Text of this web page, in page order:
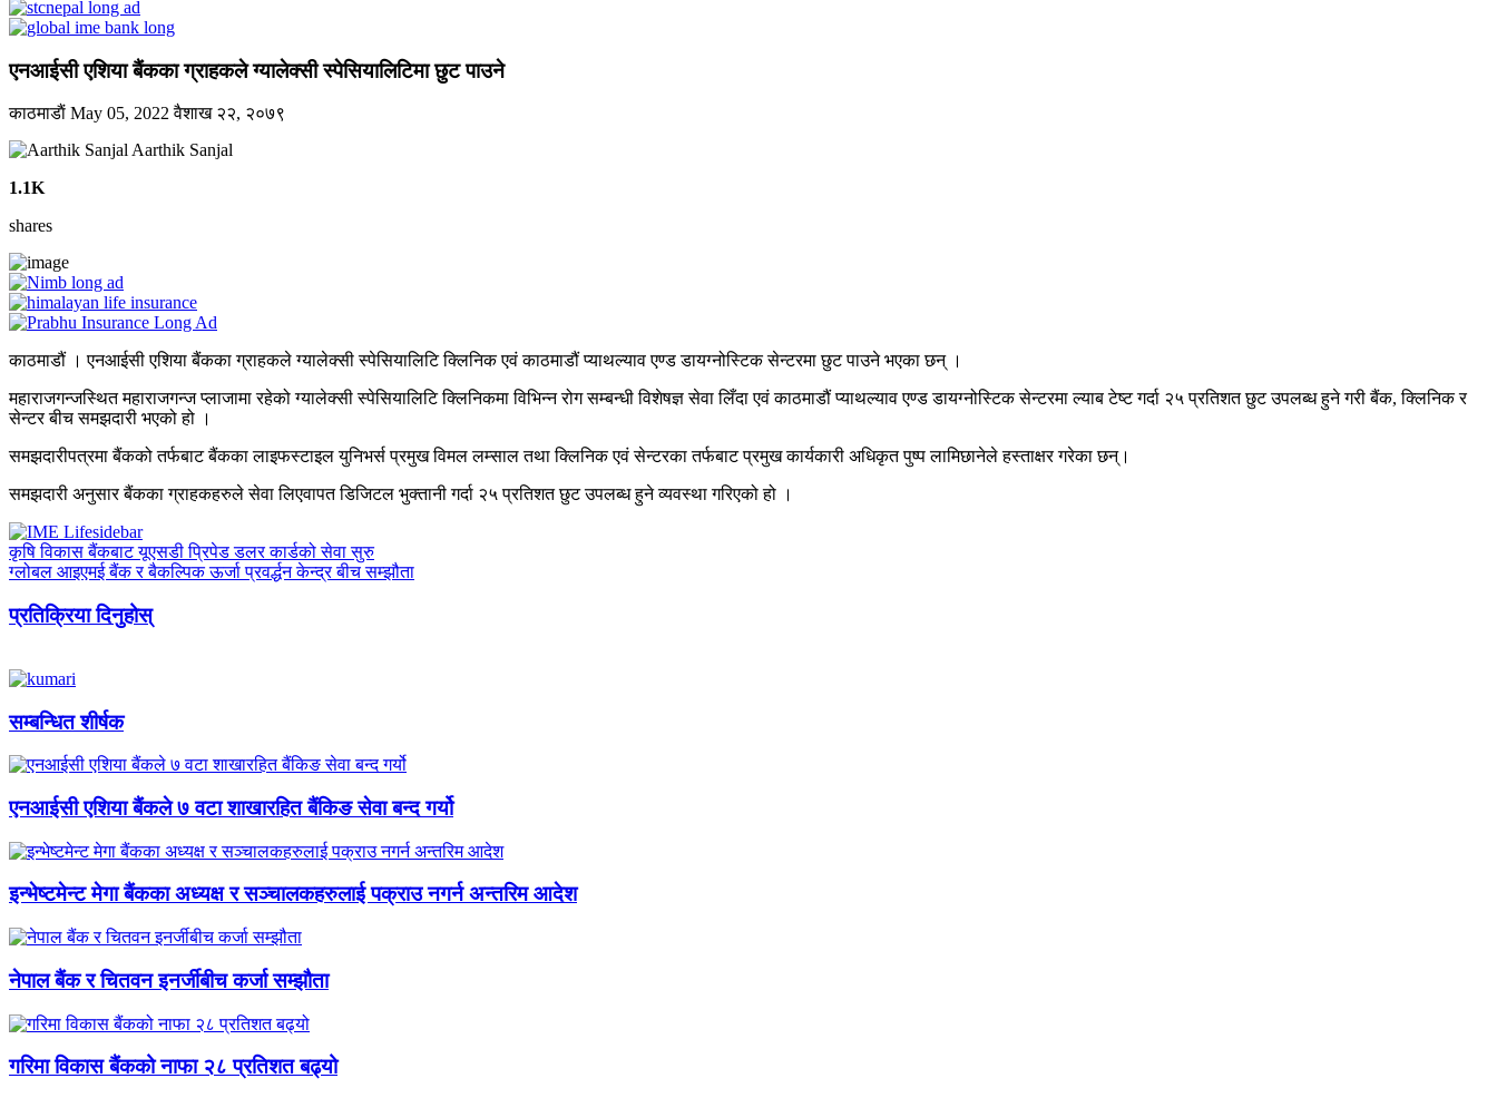
एनआईसी एशिया बैंकका ग्राहकले ग्यालेक्सी स्पेसियालिटिमा छुट पाउने
काठमाडाैं May 05, 2022वैशाख २२, २०७९
Aarthik Sanjal
1.1K
shares
काठमाडौं । एनआईसी एशिया बैंकका ग्राहकले ग्यालेक्सी स्पेसियालिटि क्लिनिक एवं काठमाडौं प्याथल्याव एण्ड डायग्नोस्टिक सेन्टरमा छुट पाउने भएका छन् ।
महाराजगन्जस्थित महाराजगन्ज प्लाजामा रहेको ग्यालेक्सी स्पेसियालिटि क्लिनिकमा विभिन्न रोग सम्बन्धी विशेषज्ञ सेवा लिँदा एवं काठमाडौं प्याथल्याव एण्ड डायग्नोस्टिक सेन्टरमा ल्याब टेष्ट गर्दा २५ प्रतिशत छुट उपलब्ध हुने गरी बैंक, क्लिनिक र
सेन्टर बीच समझदारी भएको हो ।
समझदारीपत्रमा बैंकको तर्फबाट बैंकका लाइफस्टाइल युनिभर्स प्रमुख विमल लम्साल तथा क्लिनिक एवं सेन्टरका तर्फबाट प्रमुख कार्यकारी अधिकृत पुष्प लामिछानेले हस्ताक्षर गरेका छन्।
समझदारी अनुसार बैंकका ग्राहकहरुले सेवा लिएवापत डिजिटल भुक्तानी गर्दा २५ प्रतिशत छुट उपलब्ध हुने व्यवस्था गरिएको हो ।
कृषि विकास बैंकबाट यूएसडी प्रिपेड डलर कार्डको सेवा सुरु
ग्लोबल आइएमई बैंक र बैकल्पिक ऊर्जा प्रवर्द्धन केन्द्र बीच सम्झौता
प्रतिक्रिया दिनुहोस्
सम्बन्धित शीर्षक
एनआईसी एशिया बैंकले ७ वटा शाखारहित बैंकिङ सेवा बन्द गर्यो
इन्भेष्टमेन्ट मेगा बैंकका अध्यक्ष र सञ्चालकहरुलाई पक्राउ नगर्न अन्तरिम आदेश
नेपाल बैंक र चितवन इनर्जीबीच कर्जा सम्झौता
गरिमा विकास बैंकको नाफा २८ प्रतिशत बढ्यो